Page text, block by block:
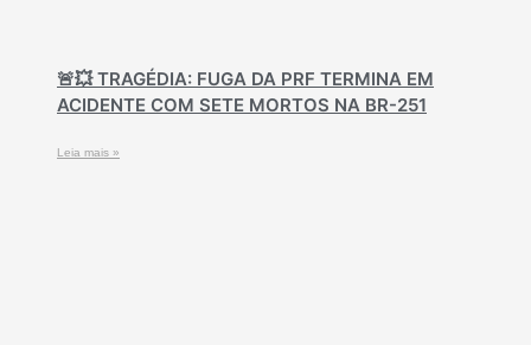
🚨💥 TRAGÉDIA: FUGA DA PRF TERMINA EM
ACIDENTE COM SETE MORTOS NA BR-251
Leia mais »